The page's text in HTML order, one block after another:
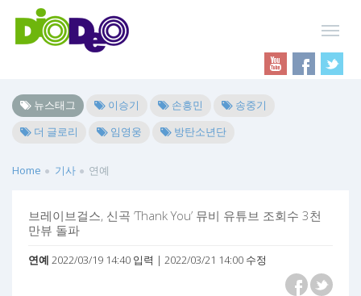
뉴스태그 이승기 손흥민
송중기
더 글로리
임영웅 방탄소년단
Home 기사 연예
브레이브걸스, 신곡 ‘Thank You’ 뮤비 유튜브 조회수 3천
만뷰 돌파
연예 2022/03/19 14:40 입력 | 2022/03/21 14:00 수정